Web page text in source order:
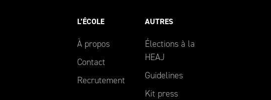
L’ÉCOLE
À propos
Contact
Recrutement
AUTRES
Élections à la
HEAJ
Guidelines
Kit press